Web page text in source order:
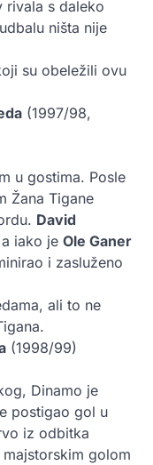
rivala s daleko
ništa nije
su obeležili ovu
(1997/98,
u gostima. Posle
Žana Tigane
David
iako je Ole Ganer
i zasluženo
ali to ne
(1998/99)
Dinamo je
postigao gol u
iz odbitka
golom